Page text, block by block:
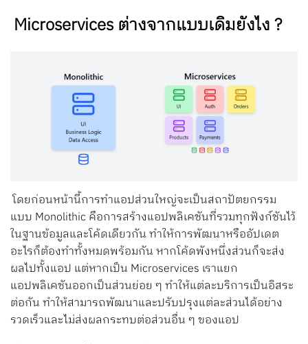
Microservices ต่างจากแบบเดิมยังไง ?
โดยก่อนหน้านี้การทำแอปส่วนใหญ่จะเป็นสถาปัตยกรรม
แบบ Monolithic คือการสร้างแอปพลิเคชันที่รวมทุกฟังก์ชันไว้
ในฐานข้อมูลและโค้ดเดียวกัน ทำให้การพัฒนาหรืออัปเดต
อะไรก็ต้องทำทั้งหมดพร้อมกัน หากโค้ดพังหนึ่งส่วนก็จะส่ง
ผลไปทั้งแอป แต่หากเป็น Microservices เราแยก
แอปพลิเคชันออกเป็นส่วนย่อย ๆ ทำให้แต่ละบริการเป็นอิสระ
ต่อกัน ทำให้สามารถพัฒนาและปรับปรุงแต่ละส่วนได้อย่าง
รวดเร็วและไม่ส่งผลกระทบต่อส่วนอื่น ๆ ของแอป